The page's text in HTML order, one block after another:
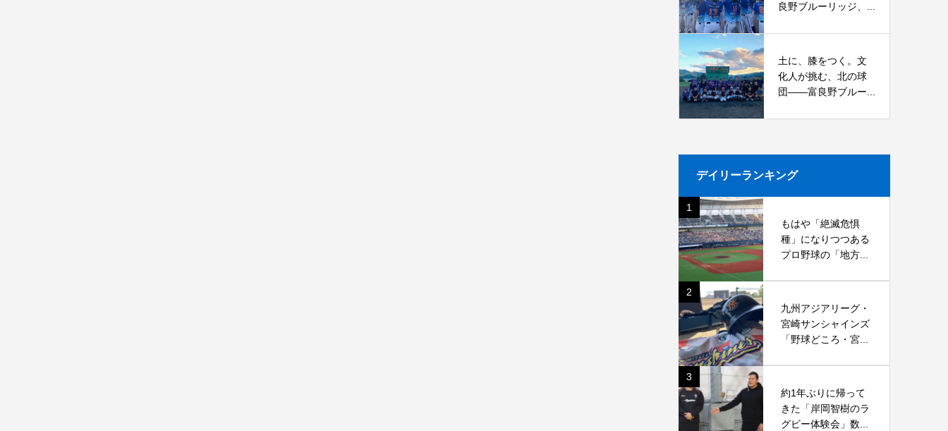
良野ブルーリッジ、...
土に、膝をつく。文
化人が挑む、北の球
団――富良野ブルー...
デイリーランキング
1
もはや「絶滅危惧
種」になりつつある
プロ野球の「地方...
2
九州アジアリーグ・
宮崎サンシャインズ
「野球どころ・宮...
3
約1年ぶりに帰って
きた「岸岡智樹のラ
グビー体験会」数...